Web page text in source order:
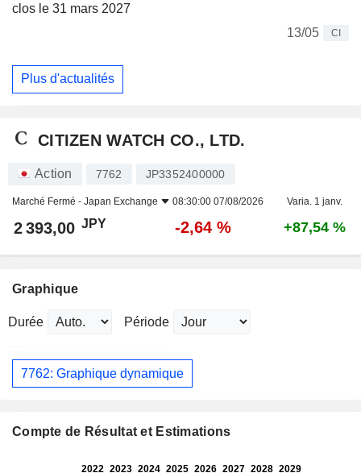
clos le 31 mars 2027
13/05
CI
Plus d'actualités
CITIZEN WATCH CO., LTD.
Action 7762 JP3352400000
Marché Fermé - Japan Exchange 08:30:00 07/08/2026 Varia. 1 janv.
2 393,00 JPY -2,64 % +87,54 %
Graphique
Durée Période
7762: Graphique dynamique
Compte de Résultat et Estimations